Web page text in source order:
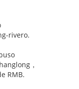
rivero.
，
RMB.